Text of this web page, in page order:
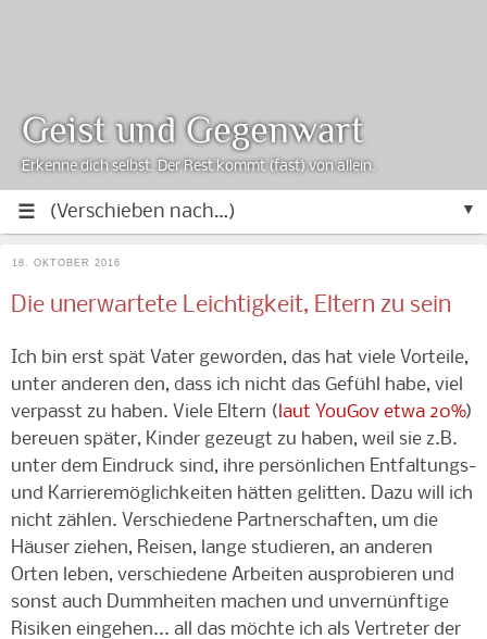
▼
Geist und Gegenwart
Erkenne dich selbst. Der Rest kommt (fast) von allein.
18. OKTOBER 2016
Die unerwartete Leichtigkeit, Eltern zu sein
Ich bin erst spät Vater geworden, das hat viele Vorteile,
unter anderen den, dass ich nicht das Gefühl habe, viel
verpasst zu haben. Viele Eltern ( laut YouGov etwa 20%)
bereuen später, Kinder gezeugt zu haben, weil sie z.B.
unter dem Eindruck sind, ihre persönlichen Entfaltungs-
und Karrieremöglichkeiten hätten gelitten. Dazu will ich
nicht zählen. Verschiedene Partnerschaften, um die
Häuser ziehen, Reisen, lange studieren, an anderen
Orten leben, verschiedene Arbeiten ausprobieren und
sonst auch Dummheiten machen und unvernünftige
Risiken eingehen... all das möchte ich als Vertreter der